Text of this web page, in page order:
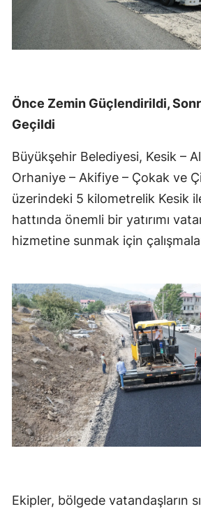
Önce Zemin Güçlendirildi,
Geçildi
Büyükşehir Belediyesi, Kesik –
Orhaniye – Akifiye – Çokak ve
üzerindeki 5 kilometrelik Kesik
hattında önemli bir yatırımı
hizmetine sunmak için
Ekipler, bölgede vatandaşların